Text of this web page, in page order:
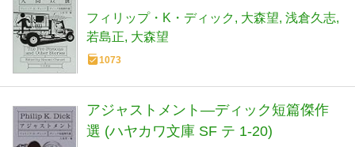
フィリップ・K・ディック 大森望 浅倉久志
若島正 大森望
1073
アジャストメント―ディック短篇傑作
選 (ハヤカワ文庫 SF テ 1-20)